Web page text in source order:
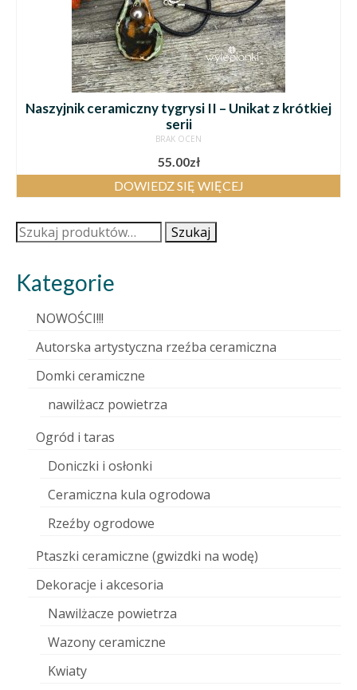
Naszyjnik ceramiczny tygrysi II – Unikat z krótkiej
serii
BRAK OCEN
55.00zł
DOWIEDZ SIĘ WIĘCEJ
Szukaj: Szukaj
Kategorie
NOWOŚCI!!!
Autorska artystyczna rzeźba ceramiczna
Domki ceramiczne
nawilżacz powietrza
Ogród i taras
Doniczki i osłonki
Ceramiczna kula ogrodowa
Rzeźby ogrodowe
Ptaszki ceramiczne (gwizdki na wodę)
Dekoracje i akcesoria
Nawilżacze powietrza
Wazony ceramiczne
Kwiaty